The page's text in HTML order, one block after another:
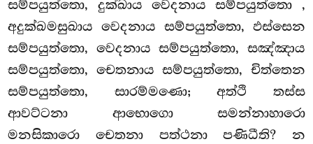
සම්පයුත්තො, දුක්ඛාය වෙදනාය සම්පයුත්තො ,
අදුක්ඛමසුඛාය වෙදනාය සම්පයුත්තො, ඵස්සෙන
සම්පයුත්තො, වෙදනාය සම්පයුත්තො, සඤ්ඤාය
සම්පයුත්තො, චෙතනාය සම්පයුත්තො, චිත්තෙන
සම්පයුත්තො, සාරම්මණො; අත්ථි තස්ස
ආවට්ටනා ආභොගො සමන්නාහාරො
මනසිකාරො චෙතනා පත්ථනා පණිධීති? න